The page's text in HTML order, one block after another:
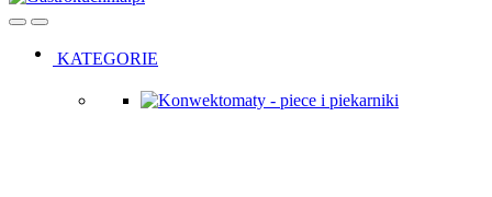
OpenClose
KATEGORIE